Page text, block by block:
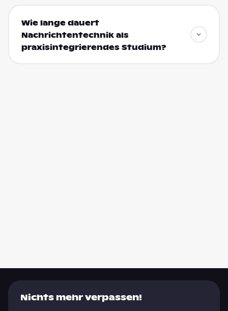
Wie lange dauert
Nachrichtentechnik als
praxisintegrierendes Studium?
Nichts mehr verpassen!